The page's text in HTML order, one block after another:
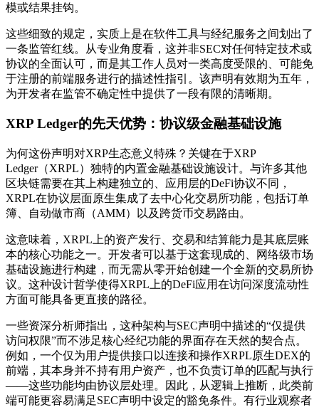
模或结果挂钩。
这些细致的规定，实质上是在软件工具与经纪服务之间划出了
一条监管红线。从专业角度看，这并非SEC对任何特定技术或
协议的全面认可，而是其工作人员对一类高度受限的、可能免
于注册的前端服务进行的描述性指引。该声明有效期为五年，
为开发者在监管不确定性中提供了一段有限的清晰期。
XRP Ledger的先天优势：协议级金融基础设施
为何这份声明对XRP生态意义特殊？关键在于XRP
Ledger（XRPL）独特的内置金融基础设施设计。与许多其他
区块链需要在其上构建独立的、应用层的DeFi协议不同，
XRPL在协议层面原生集成了去中心化交易所功能，包括订单
簿、自动做市商（AMM）以及跨货币交易路由。
这意味着，XRPL上的资产发行、交易和结算能力是其底层账
本的核心功能之一。开发者可以基于这套现成的、网络级市场
基础设施进行构建，而无需从零开始创建一个全新的交易所协
议。这种设计哲学使得XRPL上的DeFi应用在访问深度流动性
方面可能具备更直接的路径。
一些资深分析师指出，这种架构与SEC声明中描述的“仅提供
访问权限”而不涉足核心经纪功能的界面存在天然的契合点。
例如，一个仅为用户提供接口以连接和操作XRPL原生DEX的
前端，其本身并不持有用户资产，也不负责订单的匹配与执行
——这些功能均由协议层处理。因此，从逻辑上推断，此类前
端可能更容易满足SEC声明中设定的豁免条件。有行业观察者